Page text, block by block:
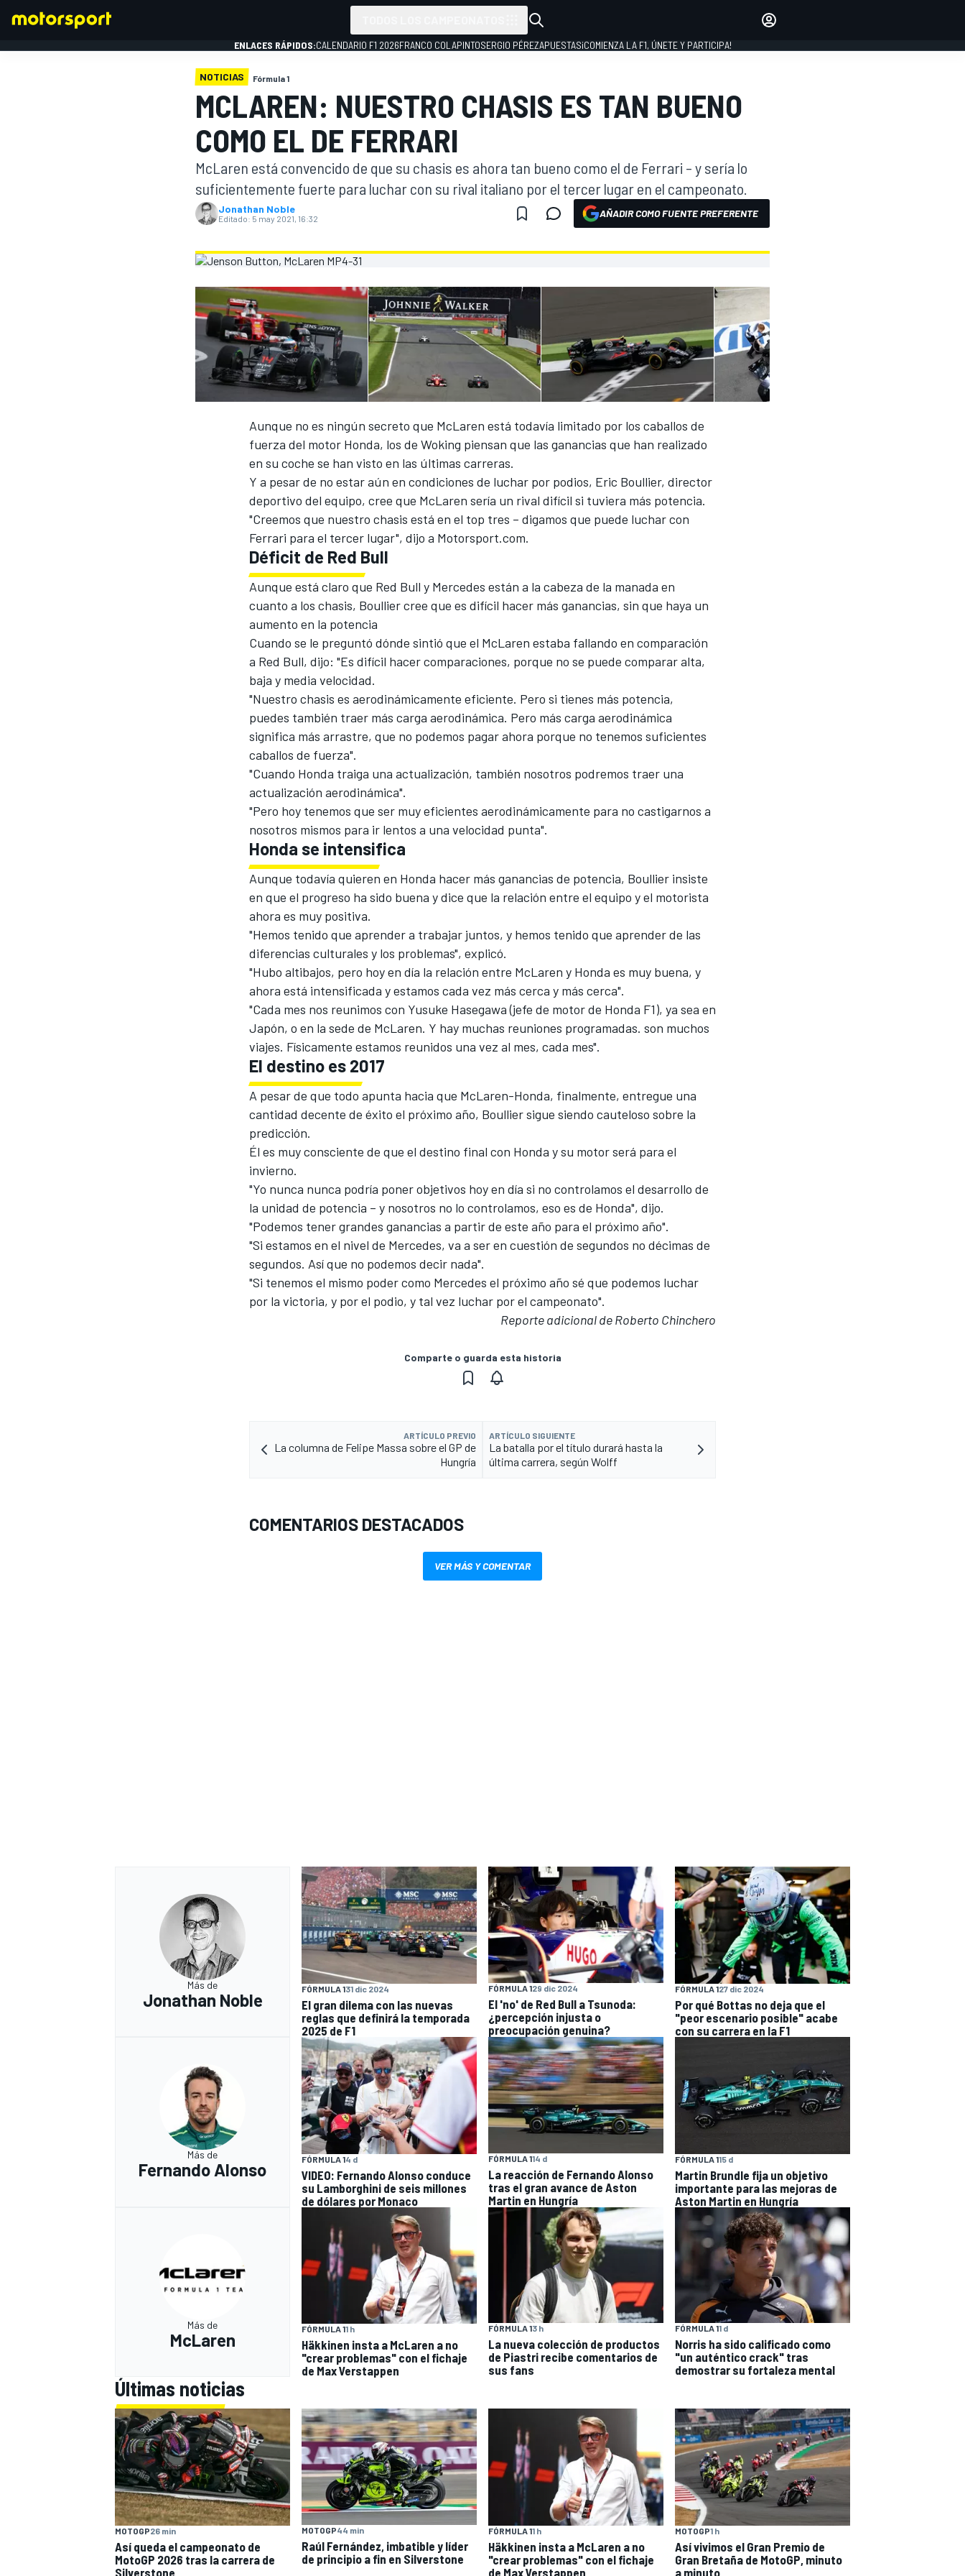
INICIAR SESIÓN
ENLACES RÁPIDOS:CALENDARIO F1 2026FRANCO COLAPINTOSERGIO PÉREZAPUESTAS¡COMIENZA LA F1, ÚNETE Y PARTICIPA!
NOTICIAS Fórmula 1
MCLAREN: NUESTRO CHASIS ES TAN BUENO
COMO EL DE FERRARI
McLaren está convencido de que su chasis es ahora tan bueno como el de Ferrari – y sería lo
suficientemente fuerte para luchar con su rival italiano por el tercer lugar en el campeonato.
Jonathan Noble
Editado: 5 may 2021, 16:32 AÑADIR COMO FUENTE PREFERENTE
Aunque no es ningún secreto que McLaren está todavía limitado por los caballos de
fuerza del motor Honda, los de Woking piensan que las ganancias que han realizado
en su coche se han visto en las últimas carreras.
Y a pesar de no estar aún en condiciones de luchar por podios, Eric Boullier, director
deportivo del equipo, cree que McLaren sería un rival difícil si tuviera más potencia.
"Creemos que nuestro chasis está en el top tres – digamos que puede luchar con
Ferrari para el tercer lugar", dijo a Motorsport.com.
Déficit de Red Bull
Aunque está claro que Red Bull y Mercedes están a la cabeza de la manada en
cuanto a los chasis, Boullier cree que es difícil hacer más ganancias, sin que haya un
aumento en la potencia
Cuando se le preguntó dónde sintió que el McLaren estaba fallando en comparación
a Red Bull, dijo: "Es difícil hacer comparaciones, porque no se puede comparar alta,
baja y media velocidad.
"Nuestro chasis es aerodinámicamente eficiente. Pero si tienes más potencia,
puedes también traer más carga aerodinámica. Pero más carga aerodinámica
significa más arrastre, que no podemos pagar ahora porque no tenemos suficientes
caballos de fuerza".
"Cuando Honda traiga una actualización, también nosotros podremos traer una
actualización aerodinámica".
"Pero hoy tenemos que ser muy eficientes aerodinámicamente para no castigarnos a
nosotros mismos para ir lentos a una velocidad punta".
Honda se intensifica
Aunque todavía quieren en Honda hacer más ganancias de potencia, Boullier insiste
en que el progreso ha sido buena y dice que la relación entre el equipo y el motorista
ahora es muy positiva.
"Hemos tenido que aprender a trabajar juntos, y hemos tenido que aprender de las
diferencias culturales y los problemas", explicó.
"Hubo altibajos, pero hoy en día la relación entre McLaren y Honda es muy buena, y
ahora está intensificada y estamos cada vez más cerca y más cerca".
"Cada mes nos reunimos con Yusuke Hasegawa (jefe de motor de Honda F1), ya sea en
Japón, o en la sede de McLaren. Y hay muchas reuniones programadas. son muchos
viajes. Físicamente estamos reunidos una vez al mes, cada mes".
El destino es 2017
A pesar de que todo apunta hacia que McLaren-Honda, finalmente, entregue una
cantidad decente de éxito el próximo año, Boullier sigue siendo cauteloso sobre la
predicción.
Él es muy consciente de que el destino final con Honda y su motor será para el
invierno.
"Yo nunca nunca podría poner objetivos hoy en día si no controlamos el desarrollo de
la unidad de potencia – y nosotros no lo controlamos, eso es de Honda", dijo.
"Podemos tener grandes ganancias a partir de este año para el próximo año".
"Si estamos en el nivel de Mercedes, va a ser en cuestión de segundos no décimas de
segundos. Así que no podemos decir nada".
"Si tenemos el mismo poder como Mercedes el próximo año sé que podemos luchar
por la victoria, y por el podio, y tal vez luchar por el campeonato".
Reporte adicional de Roberto Chinchero
Comparte o guarda esta historia
ARTÍCULO PREVIO
La columna de Felipe Massa sobre el GP de
Hungría
ARTÍCULO SIGUIENTE
La batalla por el título durará hasta la
última carrera, según Wolff
COMENTARIOS DESTACADOS
VER MÁS Y COMENTAR
Más de
Jonathan Noble
FÓRMULA 131 dic 2024
El gran dilema con las nuevas
reglas que definirá la temporada
2025 de F1
FÓRMULA 129 dic 2024
El 'no' de Red Bull a Tsunoda:
¿percepción injusta o
preocupación genuina?
FÓRMULA 127 dic 2024
Por qué Bottas no deja que el
"peor escenario posible" acabe
con su carrera en la F1
Más de
Fernando Alonso
FÓRMULA 14 d
VIDEO: Fernando Alonso conduce
su Lamborghini de seis millones
de dólares por Monaco
FÓRMULA 114 d
La reacción de Fernando Alonso
tras el gran avance de Aston
Martin en Hungría
FÓRMULA 115 d
Martin Brundle fija un objetivo
importante para las mejoras de
Aston Martin en Hungría
Más de
McLaren
FÓRMULA 11 h
Häkkinen insta a McLaren a no
"crear problemas" con el fichaje
de Max Verstappen
FÓRMULA 13 h
La nueva colección de productos
de Piastri recibe comentarios de
sus fans
FÓRMULA 11 d
Norris ha sido calificado como
"un auténtico crack" tras
demostrar su fortaleza mental
Últimas noticias
MOTOGP26 min
Así queda el campeonato de
MotoGP 2026 tras la carrera de
Silverstone
MOTOGP44 min
Raúl Fernández, imbatible y líder
de principio a fin en Silverstone
FÓRMULA 11 h
Häkkinen insta a McLaren a no
"crear problemas" con el fichaje
de Max Verstappen
MOTOGP1 h
Así vivimos el Gran Premio de
Gran Bretaña de MotoGP, minuto
a minuto